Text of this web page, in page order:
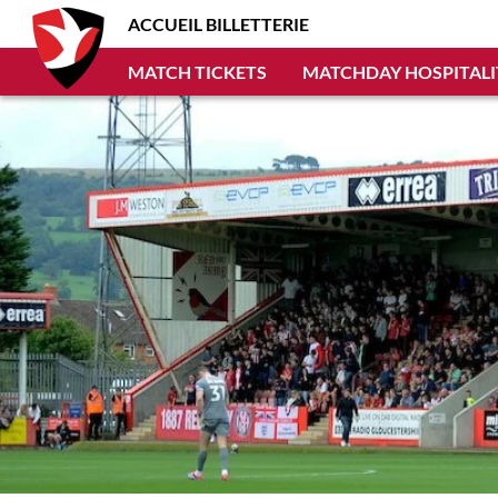
ACCUEIL BILLETTERIE
MATCH TICKETS MATCHDAY